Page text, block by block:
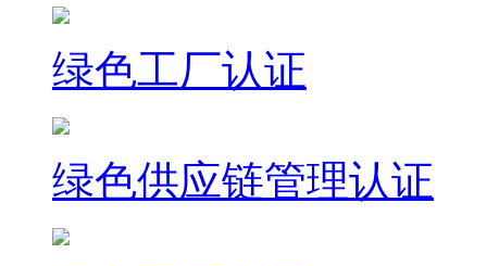
绿色工厂认证
绿色供应链管理认证